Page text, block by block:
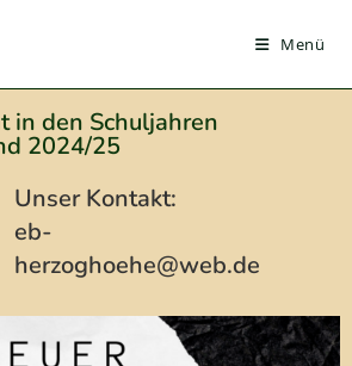
Menü
in den Schuljahren
2024/25
Unser Kontakt:
eb-
herzoghoehe@web.de